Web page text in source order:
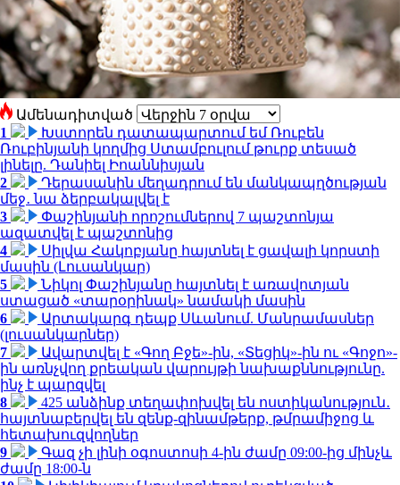
Ամենադիտված
1
Խստորեն դատապարտում եմ Ռուբեն
Ռուբինյանի կողմից Ստամբուլում թուրք տեսած
լինելը. Դանիել Իոաննիսյան
2
Դերասանին մեղադրում են մանկապղծության
մեջ․ նա ձերբակալվել է
3
Փաշինյանի որոշումներով 7 պաշտոնյա
ազատվել է պաշտոնից
4
Սիլվա Հակոբյանը հայտնել է ցավալի կորստի
մասին (Լուսանկար)
5
Նիկոլ Փաշինյանը հայտնել է առավոտյան
ստացած «տարօրինակ» նամակի մասին
6
Արտակարգ դեպք Սևանում. Մանրամասներ
(լուսանկարներ)
7
Ավարտվել է «Գող Բջե»-ին, «Տեցիկ»-ին ու «Գոջո»-
ին առնչվող քրեական վարույթի նախաքննությունը.
ինչ է պարզվել
8
425 անձինք տեղափոխվել են ոստիկանություն․
հայտնաբերվել են զենք-զինամթերք, թմրամիջոց և
հետախուզվողներ
9
Գազ չի լինի օգոստոսի 4-ին ժամը 09:00-ից մինչև
ժամը 18:00-ն